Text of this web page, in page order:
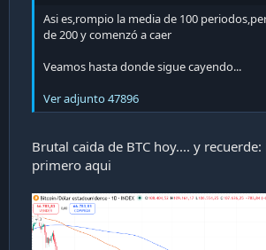
ó
n
Asi es,rompio la media de 100
de 200 y comenzó a caer
Veamos hasta donde sigue cayendo...
Ver adjunto 47896
Brutal caida de BTC hoy.... y
primero aqui